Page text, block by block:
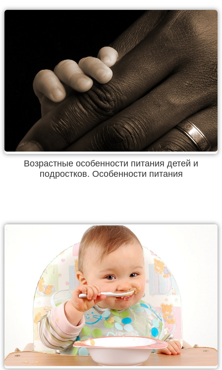
Возрастные особенности питания детей и
подростков. Особенности питания